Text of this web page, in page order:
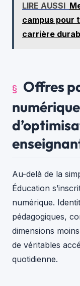
LIRE AUSSI
campus pour
carrière
Offres
Au-delà de la
Éducation
numérique.
pédagogiques,
dimensions
de véritables
quotidienne.